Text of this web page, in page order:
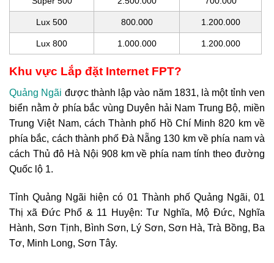
Lux 500 800.000 1.200.000
Lux 800 1.000.000 1.200.000
Khu vực Lắp đặt Internet FPT?
Quảng Ngãi được thành lập vào năm 1831, là một tỉnh ven
biển nằm ở phía bắc vùng Duyên hải Nam Trung Bộ, miền
Trung Việt Nam, cách Thành phố Hồ Chí Minh 820 km về
phía bắc, cách thành phố Đà Nẵng 130 km về phía nam và
cách Thủ đô Hà Nội 908 km về phía nam tính theo đường
Quốc lộ 1.
Tỉnh Quảng Ngãi hiện có 01 Thành phố Quảng Ngãi, 01
Thị xã Đức Phổ & 11 Huyện: Tư Nghĩa, Mộ Đức, Nghĩa
Hành, Sơn Tịnh, Bình Sơn, Lý Sơn, Sơn Hà, Trà Bồng, Ba
Tơ, Minh Long, Sơn Tây.